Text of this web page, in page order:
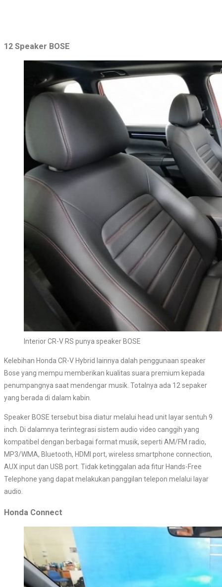
12 Speaker BOSE
Interior CR-V RS punya speaker BOSE
Kelebihan Honda CR-V Hybrid lainnya dalah penggunaan speaker
Bose yang mempu memberikan kualitas suara premium kepada
penumpangnya saat mendengar musik. Totalnya ada 12 sepaker
yang berada di dalam kabin.
Speaker BOSE tersebut bisa diatur melalui head unit layar sentuh 9
inch. Di dalamnya terintegrasi sistem audio video canggih yang
kompatibel dengan berbagai format musik, seperti AM/FM radio,
MP3/WMA, Bluetooth, HDMI port, wireless smartphone connection,
AUX input dan USB port. Tidak ketinggalan ada fitur Hands-Free
Telephone yang dapat melakukan panggilan telepon melalui layar
audio.
Honda Connect